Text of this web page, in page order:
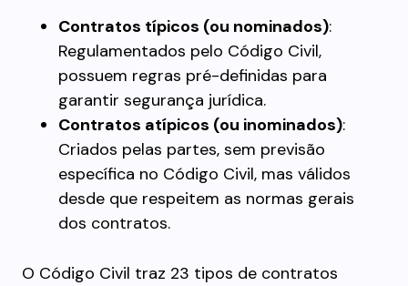
Contratos típicos (ou nominados):
Regulamentados pelo Código Civil,
possuem regras pré-definidas para
garantir segurança jurídica.
Contratos atípicos (ou inominados):
Criados pelas partes, sem previsão
específica no Código Civil, mas válidos
desde que respeitem as normas gerais
dos contratos.
O Código Civil traz 23 tipos de contratos